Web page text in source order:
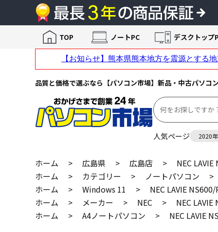
品質と価格で選ぶなら【パソコン市場】新品・中古パソコ
人気ページ 2020
TOP ノートPC デスクトップ
ホーム > 広島県 > 広島店 >
NEC
ホーム
> カテゴリー > ノートパソコン >
ホーム
> Windows 11 >
NEC LAVIE NS600/
ホーム
> メーカー > NEC >
NEC LAVIE
ホーム
> A4ノートパソコン > NEC LAVIE